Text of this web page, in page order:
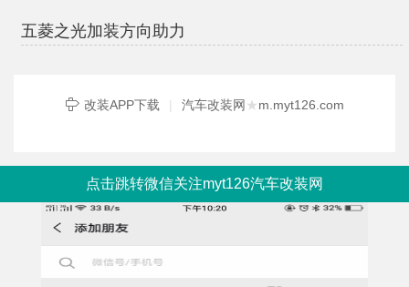
五菱之光加装方向助力
改装APP下载 | 汽车改装网 ★m.myt126.com
点击跳转微信关注myt126汽车改装网